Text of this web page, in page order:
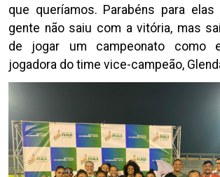
que queríamos. Parabéns para
gente não saiu com a vitória, mas
de jogar um campeonato como
jogadora do time vice-campeão,